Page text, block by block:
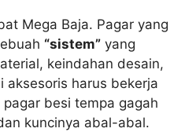
Mega Baja. Pagar yang
“sistem” yang
keindahan desain,
aksesoris harus bekerja
besi tempa gagah
kuncinya abal-abal.